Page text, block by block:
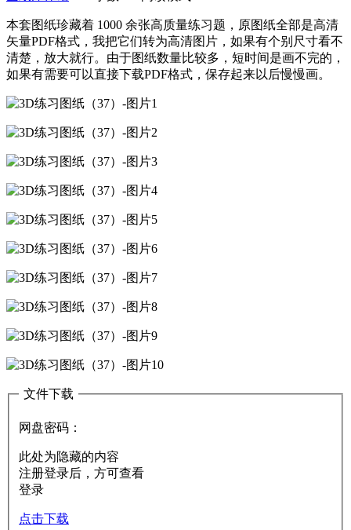
本套图纸珍藏着 1000 余张高质量练习题， 原图纸全部是高清
矢量PDF格式，我把它们转为高清图片，如果有个别尺寸看不
清楚，放大就行。 由于图纸数量比较多，短时间是画不完的，
如果有需要可以直接下载PDF格式，保存起来以后慢慢画。
文件下载
网盘密码：
此处为隐藏的内容
注册登录后，方可查看
登录
点击下载